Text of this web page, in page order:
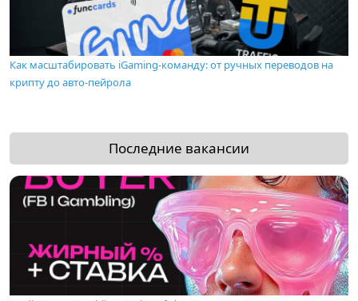
Как масштабировать iGaming-команду: от ручных переводов на
крипту до авто-пейрола
Последние вакансии